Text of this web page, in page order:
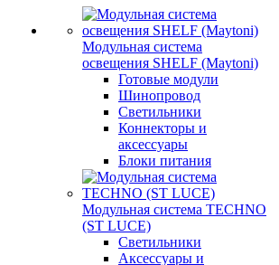
Модульная система
освещения SHELF (Maytoni)
Готовые модули
Шинопровод
Светильники
Коннекторы и
аксессуары
Блоки питания
Модульная система TECHNO
(ST LUCE)
Светильники
Аксессуары и